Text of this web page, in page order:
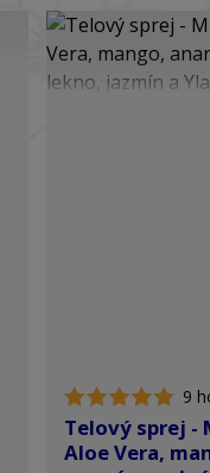
9
Telový sprej -
Aloe Vera,